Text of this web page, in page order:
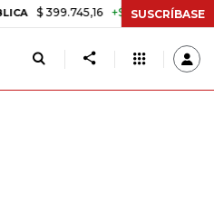
+$ 2.295,71 +0,58%
SUSCRÍBASE